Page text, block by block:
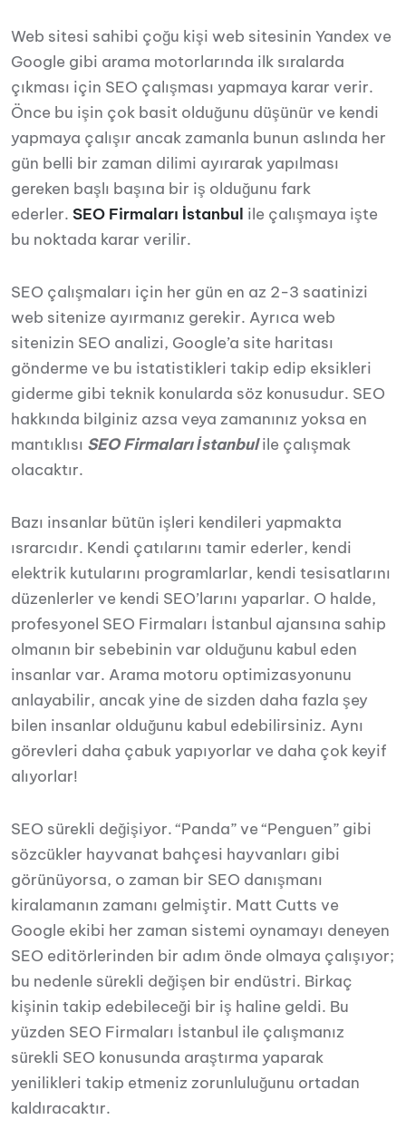
Web sitesi sahibi çoğu kişi web sitesinin Yandex ve
Google gibi arama motorlarında ilk sıralarda
çıkması için SEO çalışması yapmaya karar verir.
Önce bu işin çok basit olduğunu düşünür ve kendi
yapmaya çalışır ancak zamanla bunun aslında her
gün belli bir zaman dilimi ayırarak yapılması
gereken başlı başına bir iş olduğunu fark
ederler. SEO Firmaları İstanbul ile çalışmaya işte
bu noktada karar verilir.
SEO çalışmaları için her gün en az 2-3 saatinizi
web sitenize ayırmanız gerekir. Ayrıca web
sitenizin SEO analizi, Google’a site haritası
gönderme ve bu istatistikleri takip edip eksikleri
giderme gibi teknik konularda söz konusudur. SEO
hakkında bilginiz azsa veya zamanınız yoksa en
mantıklısı SEO Firmaları İstanbulile çalışmak
olacaktır.
Bazı insanlar bütün işleri kendileri yapmakta
ısrarcıdır. Kendi çatılarını tamir ederler, kendi
elektrik kutularını programlarlar, kendi tesisatlarını
düzenlerler ve kendi SEO’larını yaparlar. O halde,
profesyonel SEO Firmaları İstanbul ajansına sahip
olmanın bir sebebinin var olduğunu kabul eden
insanlar var. Arama motoru optimizasyonunu
anlayabilir, ancak yine de sizden daha fazla şey
bilen insanlar olduğunu kabul edebilirsiniz. Aynı
görevleri daha çabuk yapıyorlar ve daha çok keyif
alıyorlar!
SEO sürekli değişiyor. “Panda” ve “Penguen” gibi
sözcükler hayvanat bahçesi hayvanları gibi
görünüyorsa, o zaman bir SEO danışmanı
kiralamanın zamanı gelmiştir. Matt Cutts ve
Google ekibi her zaman sistemi oynamayı deneyen
SEO editörlerinden bir adım önde olmaya çalışıyor;
bu nedenle sürekli değişen bir endüstri. Birkaç
kişinin takip edebileceği bir iş haline geldi. Bu
yüzden SEO Firmaları İstanbul ile çalışmanız
sürekli SEO konusunda araştırma yaparak
yenilikleri takip etmeniz zorunluluğunu ortadan
kaldıracaktır.